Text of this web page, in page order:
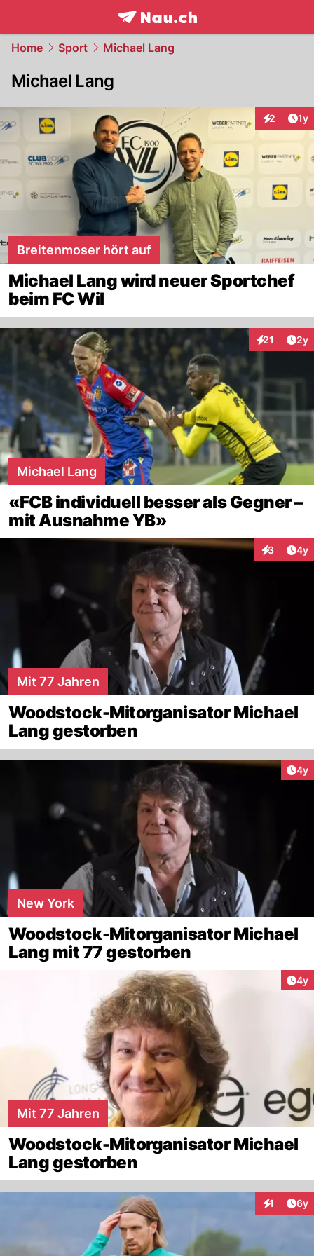
frontpage.NAU.ch
Home Sport Michael Lang
Michael Lang
2 1y
Breitenmoser hört auf
Michael Lang wird neuer Sportchef
beim FC Wil
21 2y
Michael Lang
«FCB individuell besser als Gegner –
mit Ausnahme YB»
3 4y
Mit 77 Jahren
Woodstock-Mitorganisator Michael
Lang gestorben
4y
New York
Woodstock-Mitorganisator Michael
Lang mit 77 gestorben
4y
Mit 77 Jahren
Woodstock-Mitorganisator Michael
Lang gestorben
1 6y